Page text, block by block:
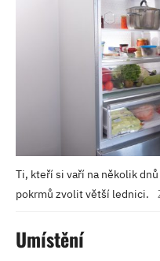
Ti, kteří si vaří na několik
pokrmů zvolit větší lednici.
Umístění